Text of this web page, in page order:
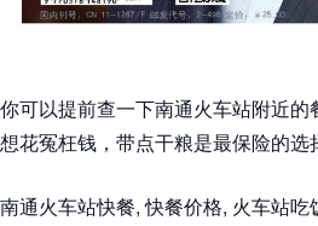
你可以提前查一下南通火车站附近
想花冤枉钱，带点干粮是最保险的选
南通火车站快餐, 快餐价格, 火车站